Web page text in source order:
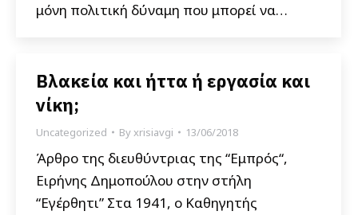
μόνη πολιτική δύναμη που μπορεί να…
Βλακεία και ήττα ή εργασία και
νίκη;
Uncategorized Byxrisiavgi 13/06/2018
Άρθρο της διευθύντριας της “Εμπρός“,
Ειρήνης Δημοπούλου στην στήλη
“Εγέρθητι” Στα 1941, ο Καθηγητής